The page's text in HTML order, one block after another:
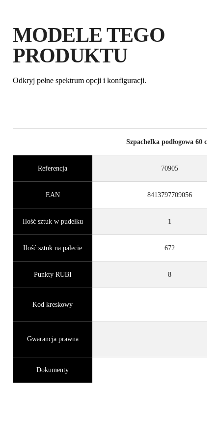
GWARANCJĘ
MODELE TEGO
PRODUKTU
Odkryj pełne spektrum opcji i konfiguracji.
Szpachelka podłogowa 60 cm
Referencja 70905
EAN 8413797709056
Ilość sztuk w pudełku 1
Ilość sztuk na palecie 672
Punkty RUBI 8
Kod kreskowy
Gwarancja prawna
Dokumenty